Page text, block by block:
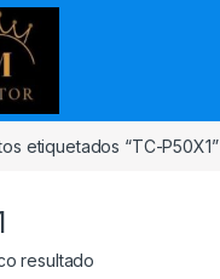
etiquetados “TC-P50X1”
resultado